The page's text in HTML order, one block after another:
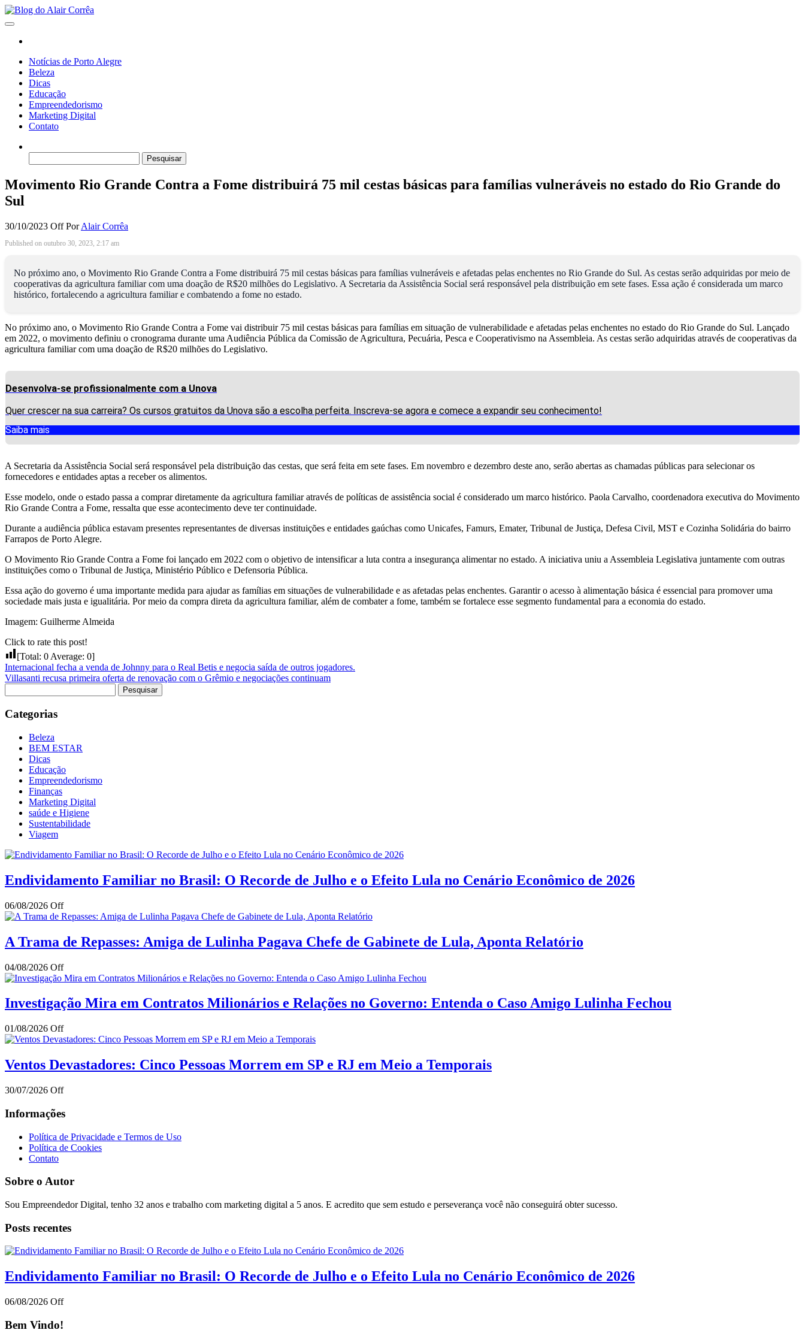
Skip
to
content
Notícias de Porto Alegre
Beleza
Dicas
Educação
Empreendedorismo
Marketing Digital
Contato
por:
Movimento Rio Grande Contra a Fome distribuirá 75 mil cestas básicas para famílias vulneráveis no estado do Rio Grande do
Sul
30/10/2023 OffPor Alair Corrêa
Published on outubro 30, 2023, 2:17 am
No próximo ano, o Movimento Rio Grande Contra a Fome distribuirá 75 mil cestas básicas para famílias vulneráveis e afetadas pelas enchentes no Rio Grande do Sul. As cestas serão adquiridas por meio de
cooperativas da agricultura familiar com uma doação de R$20 milhões do Legislativo. A Secretaria da Assistência Social será responsável pela distribuição em sete fases. Essa ação é considerada um marco
histórico, fortalecendo a agricultura familiar e combatendo a fome no estado.
No próximo ano, o Movimento Rio Grande Contra a Fome vai distribuir 75 mil cestas básicas para famílias em situação de vulnerabilidade e afetadas pelas enchentes no estado do Rio Grande do Sul. Lançado
em 2022, o movimento definiu o cronograma durante uma Audiência Pública da Comissão de Agricultura, Pecuária, Pesca e Cooperativismo na Assembleia. As cestas serão adquiridas através de cooperativas da
agricultura familiar com uma doação de R$20 milhões do Legislativo.
Desenvolva-se profissionalmente com a Unova
Quer crescer na sua carreira? Os cursos gratuitos da Unova são a escolha perfeita. Inscreva-se agora e comece a expandir seu conhecimento!
Saiba mais
A Secretaria da Assistência Social será responsável pela distribuição das cestas, que será feita em sete fases. Em novembro e dezembro deste ano, serão abertas as chamadas públicas para selecionar os
fornecedores e entidades aptas a receber os alimentos.
Esse modelo, onde o estado passa a comprar diretamente da agricultura familiar através de políticas de assistência social é considerado um marco histórico. Paola Carvalho, coordenadora executiva do Movimento
Rio Grande Contra a Fome, ressalta que esse acontecimento deve ter continuidade.
Durante a audiência pública estavam presentes representantes de diversas instituições e entidades gaúchas como Unicafes, Famurs, Emater, Tribunal de Justiça, Defesa Civil, MST e Cozinha Solidária do bairro
Farrapos de Porto Alegre.
O Movimento Rio Grande Contra a Fome foi lançado em 2022 com o objetivo de intensificar a luta contra a insegurança alimentar no estado. A iniciativa uniu a Assembleia Legislativa juntamente com outras
instituições como o Tribunal de Justiça, Ministério Público e Defensoria Pública.
Essa ação do governo é uma importante medida para ajudar as famílias em situações de vulnerabilidade e as afetadas pelas enchentes. Garantir o acesso à alimentação básica é essencial para promover uma
sociedade mais justa e igualitária. Por meio da compra direta da agricultura familiar, além de combater a fome, também se fortalece esse segmento fundamental para a economia do estado.
Imagem: Guilherme Almeida
Click to rate this post!
[Total: 0Average: 0]
Internacional fecha a venda de Johnny para o Real Betis e negocia saída de outros jogadores.
Villasanti recusa primeira oferta de renovação com o Grêmio e negociações continuam
por:
Categorias
Beleza
BEM ESTAR
Dicas
Educação
Empreendedorismo
Finanças
Marketing Digital
saúde e Higiene
Sustentabilidade
Viagem
Endividamento Familiar no Brasil: O Recorde de Julho e o Efeito Lula no Cenário Econômico de 2026
06/08/2026 Off
A Trama de Repasses: Amiga de Lulinha Pagava Chefe de Gabinete de Lula, Aponta Relatório
04/08/2026 Off
Investigação Mira em Contratos Milionários e Relações no Governo: Entenda o Caso Amigo Lulinha Fechou
01/08/2026 Off
Ventos Devastadores: Cinco Pessoas Morrem em SP e RJ em Meio a Temporais
30/07/2026 Off
Informações
Política de Privacidade e Termos de Uso
Política de Cookies
Contato
Sobre o Autor
Sou Empreendedor Digital, tenho 32 anos e trabalho com marketing digital a 5 anos. E acredito que sem estudo e perseverança você não conseguirá obter sucesso.
Posts recentes
Endividamento Familiar no Brasil: O Recorde de Julho e o Efeito Lula no Cenário Econômico de 2026
06/08/2026 Off
Bem Vindo!